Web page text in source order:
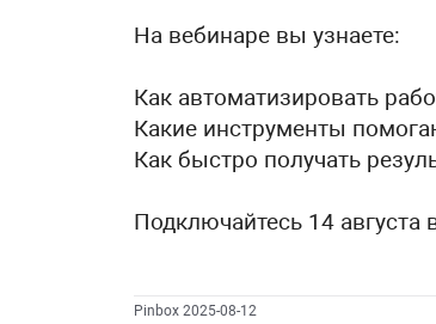
На вебинаре вы узнаете:
Как автоматизировать
Какие инструменты
Как быстро получать
Подключайтесь 14 августа
Pinbox 2025-08-12